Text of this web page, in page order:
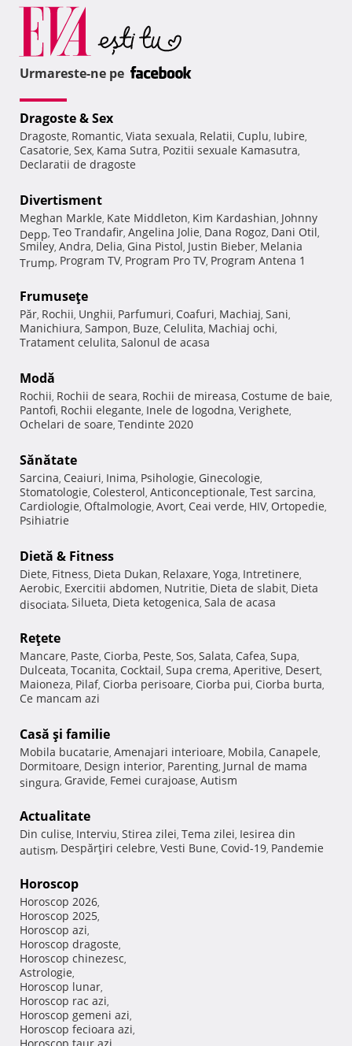
Urmareste-ne pe
Dragoste & Sex
Dragoste, Romantic, Viata sexuala, Relatii, Cuplu, Iubire,
Casatorie, Sex, Kama Sutra, Pozitii sexuale Kamasutra,
Declaratii de dragoste
Divertisment
Meghan Markle, Kate Middleton, Kim Kardashian, Johnny
Depp, Teo Trandafir, Angelina Jolie, Dana Rogoz, Dani Otil,
Smiley, Andra, Delia, Gina Pistol, Justin Bieber, Melania
Trump, Program TV, Program Pro TV, Program Antena 1
Frumuseţe
Păr, Rochii, Unghii, Parfumuri, Coafuri, Machiaj, Sani,
Manichiura, Sampon, Buze, Celulita, Machiaj ochi,
Tratament celulita, Salonul de acasa
Modă
Rochii, Rochii de seara, Rochii de mireasa, Costume de baie,
Pantofi, Rochii elegante, Inele de logodna, Verighete,
Ochelari de soare, Tendinte 2020
Sănătate
Sarcina, Ceaiuri, Inima, Psihologie, Ginecologie,
Stomatologie, Colesterol, Anticonceptionale, Test sarcina,
Cardiologie, Oftalmologie, Avort, Ceai verde, HIV, Ortopedie,
Psihiatrie
Dietă & Fitness
Diete, Fitness, Dieta Dukan, Relaxare, Yoga, Intretinere,
Aerobic, Exercitii abdomen, Nutritie, Dieta de slabit, Dieta
disociata, Silueta, Dieta ketogenica, Sala de acasa
Reţete
Mancare, Paste, Ciorba, Peste, Sos, Salata, Cafea, Supa,
Dulceata, Tocanita, Cocktail, Supa crema, Aperitive, Desert,
Maioneza, Pilaf, Ciorba perisoare, Ciorba pui, Ciorba burta,
Ce mancam azi
Casă şi familie
Mobila bucatarie, Amenajari interioare, Mobila, Canapele,
Dormitoare, Design interior, Parenting, Jurnal de mama
singura, Gravide, Femei curajoase, Autism
Actualitate
Din culise, Interviu, Stirea zilei, Tema zilei, Iesirea din
autism, Despărţiri celebre, Vesti Bune, Covid-19, Pandemie
Horoscop
Horoscop 2026,
Horoscop 2025,
Horoscop azi,
Horoscop dragoste,
Horoscop chinezesc,
Astrologie,
Horoscop lunar,
Horoscop rac azi,
Horoscop gemeni azi,
Horoscop fecioara azi,